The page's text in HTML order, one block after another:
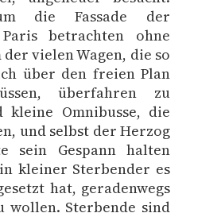
die Fassade der
betrachten ohne
vielen Wagen, die so
über den freien Plan
überfahren zu
kleine Omnibusse, die
und selbst der Herzog
sein Gespann halten
kleiner Sterbender es
hat, geradenwegs
wollen. Sterbende sind